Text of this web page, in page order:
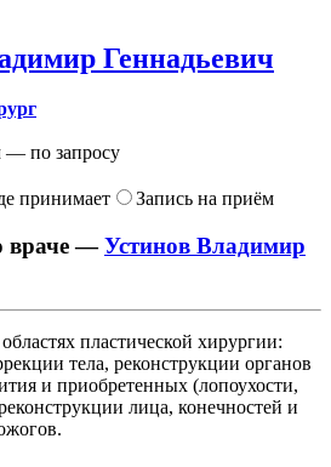
Геннадьевич
— по запросу
принимает Запись на приём
враче —Устинов Владимир
пластической хирургии:
тела, реконструкции органов
и приобретенных (лопоухости,
лица, конечностей и